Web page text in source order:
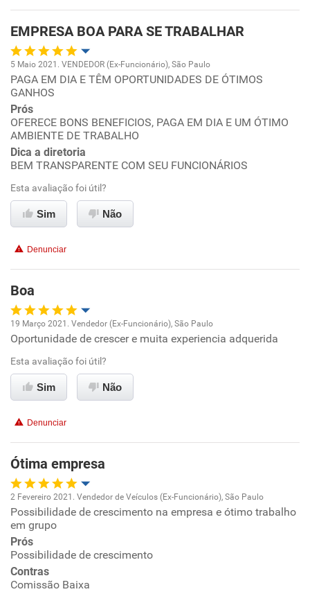
Recomenda a diretoria
EMPRESA BOA PARA SE TRABALHAR
Oportunidade de promoção
Ambiente de trabalho
Conciliação com a vida familiar
Benefícios
Recomenda esta empresa
5 Maio 2021. VENDEDOR (Ex-Funcionário), São Paulo
PAGA EM DIA E TÊM OPORTUNIDADES DE ÓTIMOS
GANHOS
Prós
OFERECE BONS BENEFICIOS, PAGA EM DIA E UM ÓTIMO
AMBIENTE DE TRABALHO
Dica a diretoria
BEM TRANSPARENTE COM SEU FUNCIONÁRIOS
Esta avaliação foi útil?
Sim Não
Denunciar
Boa
Oportunidade de promoção
Ambiente de trabalho
Benefícios
Recomenda esta empresa
19 Março 2021. Vendedor (Ex-Funcionário), São Paulo
Oportunidade de crescer e muita experiencia adquerida
Esta avaliação foi útil?
Sim Não
Denunciar
Ótima empresa
Oportunidade de promoção
Ambiente de trabalho
Conciliação com a vida familiar
2 Fevereiro 2021. Vendedor de Veículos (Ex-Funcionário), São Paulo
Possibilidade de crescimento na empresa e ótimo trabalho
em grupo
Prós
Possibilidade de crescimento
Contras
Comissão Baixa